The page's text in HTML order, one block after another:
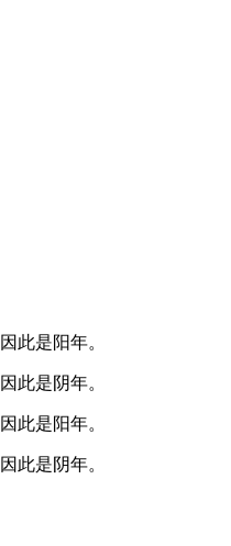
此是阳年。
此是阴年。
此是阳年。
此是阴年。